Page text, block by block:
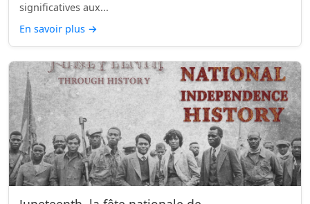
significatives aux...
En savoir plus →